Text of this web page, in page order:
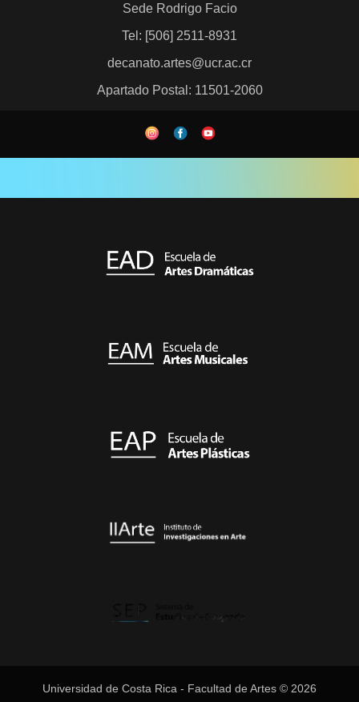
Sede Rodrigo Facio
Tel: [506] 2511-8931
decanato.artes@ucr.ac.cr
Apartado Postal: 11501-2060
Universidad de Costa Rica - Facultad de Artes © 2026